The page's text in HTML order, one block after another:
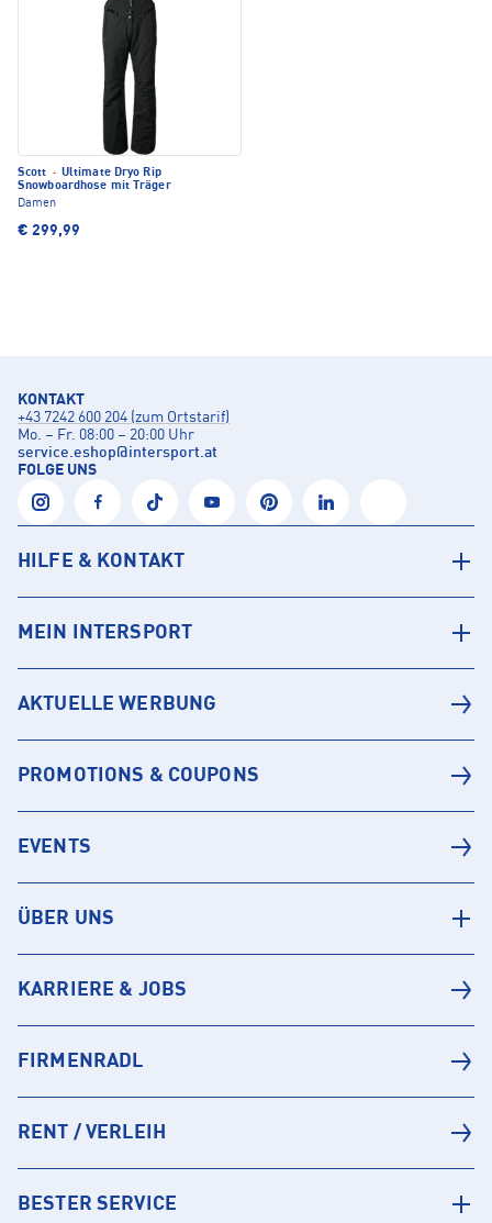
Scott · Ultimate Dryo Rip
Snowboardhose mit Träger
Damen
€ 299,99
KONTAKT
+43 7242 600 204 (zum Ortstarif)
Mo. – Fr. 08:00 – 20:00 Uhr
service.eshop@intersport.at
FOLGE UNS
HILFE & KONTAKT
MEIN INTERSPORT
AKTUELLE WERBUNG
PROMOTIONS & COUPONS
EVENTS
ÜBER UNS
KARRIERE & JOBS
FIRMENRADL
RENT / VERLEIH
BESTER SERVICE